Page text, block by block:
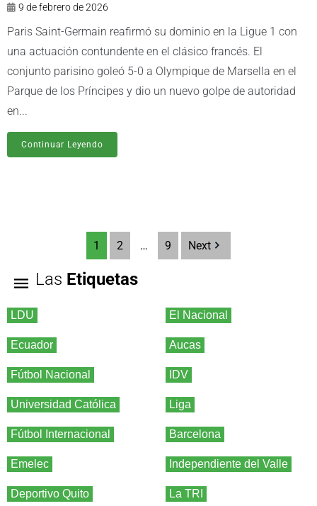
9 de febrero de 2026
Paris Saint-Germain reafirmó su dominio en la Ligue 1 con
una actuación contundente en el clásico francés. El
conjunto parisino goleó 5-0 a Olympique de Marsella en el
Parque de los Príncipes y dio un nuevo golpe de autoridad
en...
Continuar Leyendo
1 2 … 9 Next
Las Etiquetas
LDU El Nacional
Ecuador Aucas
Fútbol Nacional IDV
Universidad Católica Liga
Fútbol Internacional Barcelona
Emelec Independiente del Valle
Deportivo Quito La TRI